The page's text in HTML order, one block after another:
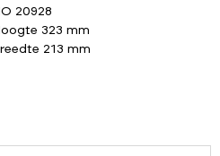
20928
323 mm
213 mm